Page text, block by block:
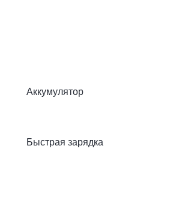
Аккумулятор
Быстрая зарядка